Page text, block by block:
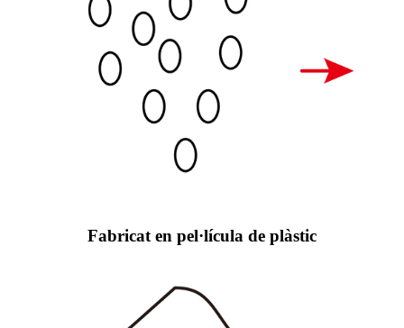
Fabricat en pel·lícula de plàstic